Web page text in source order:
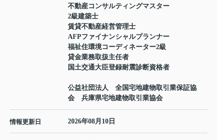
不動産コンサルティングマスター
2級建築士
賃貸不動産経営管理士
AFPファイナンシャルプランナー
福祉住環境コーディネーター2級
貸金業務取扱主任者
国土交通大臣登録耐震診断資格者
公益社団法人 全国宅地建物取引業保証協
会 兵庫県宅地建物取引業協会
情報更新日 2026年08月10日